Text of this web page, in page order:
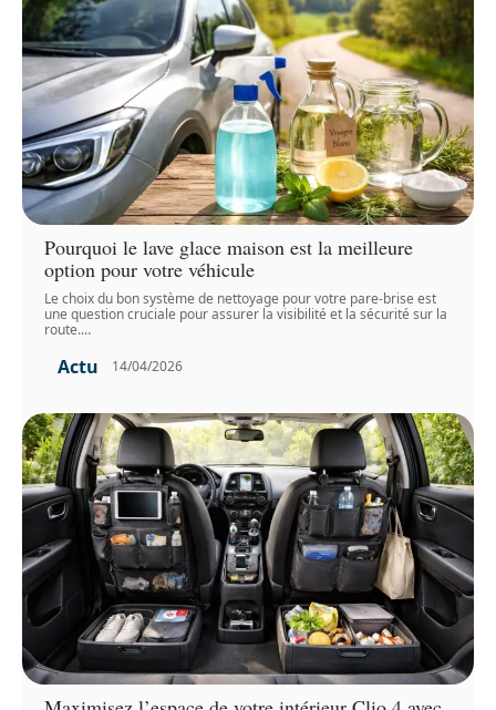
Pourquoi le lave glace maison est la meilleure
option pour votre véhicule
Le choix du bon système de nettoyage pour votre pare-brise est
une question cruciale pour assurer la visibilité et la sécurité sur la
route.…
Actu 14/04/2026